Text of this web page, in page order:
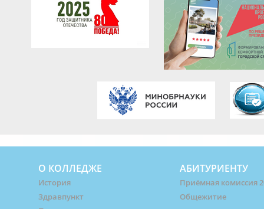
О КОЛЛЕДЖЕ
История
Здравпункт
АБИТУРИЕНТУ
Приёмная комиссия
Общежитие